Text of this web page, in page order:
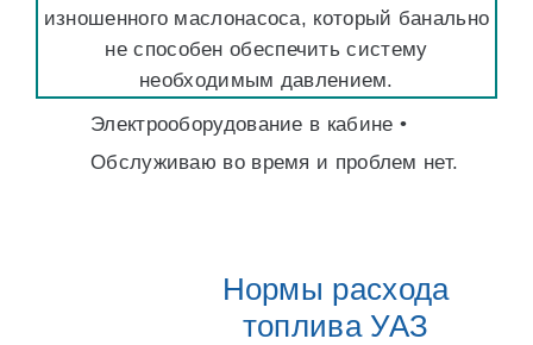
изношенного маслонасоса, который банально
не способен обеспечить систему
необходимым давлением.
Электрооборудование в кабине •
Обслуживаю во время и проблем нет.
Нормы расхода
топлива УАЗ